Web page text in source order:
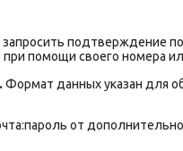
подтверждение
помощи своего номера
Формат данных указан для
от